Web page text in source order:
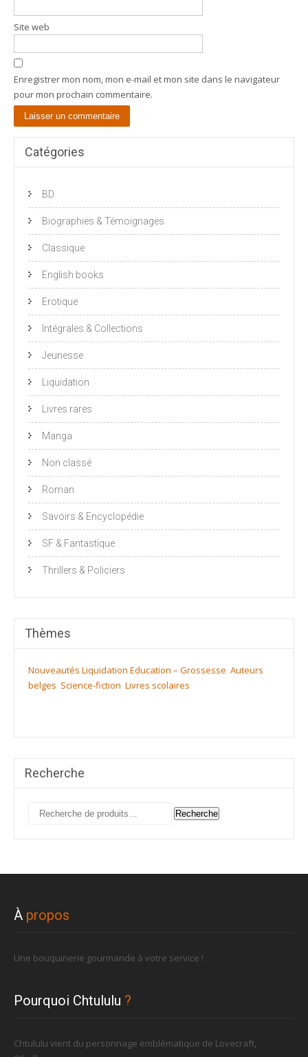
Site web
Enregistrer mon nom, mon e-mail et mon site dans le navigateur
pour mon prochain commentaire.
Catégories
BD
Biographies & Témoignages
Classique
English books
Erotique
Intégrales & Collections
Jeunesse
Liquidation
Livres rares
Manga
Non classé
Roman
Savoirs & Encyclopédie
SF & Fantastique
Thrillers & Policiers
Thèmes
Nouveautés Liquidation Education – Grossesse Auteurs
belges Science-fiction Livres scolaires
Recherche
Recherche
Recherche
À propos
Une bouquinerie gourmande à votre service !
Pourquoi Chtululu ?
Chtululu vient du personnage emblématique de Lovecraft,